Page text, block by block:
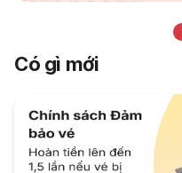
Có gì mới